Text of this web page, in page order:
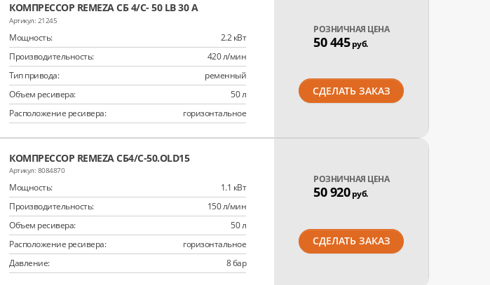
КОМПРЕССОР REMEZA СБ 4/С- 50 LB 30 A
21245
Мощность:
2.2 кВт
Производительность:
420 л/мин
Тип привода:
ременный
Объем ресивера:
50 л
Расположение ресивера:
горизонтальное
РОЗНИЧНАЯ ЦЕНА
50 445руб.
СДЕЛАТЬ ЗАКАЗ
КОМПРЕССОР REMEZA СБ4/С-50.OLD15
8084870
Мощность:
1.1 кВт
Производительность:
150 л/мин
Объем ресивера:
50 л
Расположение ресивера:
горизонтальное
Давление:
8 бар
РОЗНИЧНАЯ ЦЕНА
50 920руб.
СДЕЛАТЬ ЗАКАЗ